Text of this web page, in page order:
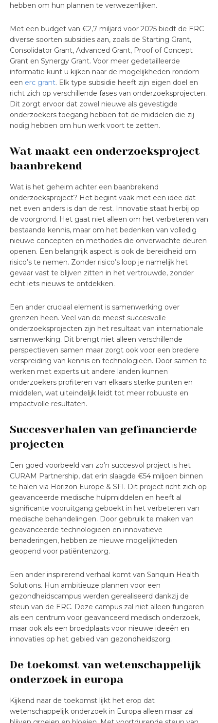
hebben om hun plannen te verwezenlijken.
Met een budget van €2,7 miljard voor 2025 biedt de ERC
diverse soorten subsidies aan, zoals de Starting Grant,
Consolidator Grant, Advanced Grant, Proof of Concept
Grant en Synergy Grant. Voor meer gedetailleerde
informatie kunt u kijken naar de mogelijkheden rondom
een erc grant. Elk type subsidie heeft zijn eigen doel en
richt zich op verschillende fases van onderzoeksprojecten.
Dit zorgt ervoor dat zowel nieuwe als gevestigde
onderzoekers toegang hebben tot de middelen die zij
nodig hebben om hun werk voort te zetten.
Wat maakt een onderzoeksproject
baanbrekend
Wat is het geheim achter een baanbrekend
onderzoeksproject? Het begint vaak met een idee dat
net even anders is dan de rest. Innovatie staat hierbij op
de voorgrond. Het gaat niet alleen om het verbeteren van
bestaande kennis, maar om het bedenken van volledig
nieuwe concepten en methodes die onverwachte deuren
openen. Een belangrijk aspect is ook de bereidheid om
risico’s te nemen. Zonder risico’s loop je namelijk het
gevaar vast te blijven zitten in het vertrouwde, zonder
echt iets nieuws te ontdekken.
Een ander cruciaal element is samenwerking over
grenzen heen. Veel van de meest succesvolle
onderzoeksprojecten zijn het resultaat van internationale
samenwerking. Dit brengt niet alleen verschillende
perspectieven samen maar zorgt ook voor een bredere
verspreiding van kennis en technologieën. Door samen te
werken met experts uit andere landen kunnen
onderzoekers profiteren van elkaars sterke punten en
middelen, wat uiteindelijk leidt tot meer robuuste en
impactvolle resultaten.
Succesverhalen van gefinancierde
projecten
Een goed voorbeeld van zo’n succesvol project is het
CURAM Partnership, dat erin slaagde €54 miljoen binnen
te halen via Horizon Europe & SFI. Dit project richt zich op
geavanceerde medische hulpmiddelen en heeft al
significante vooruitgang geboekt in het verbeteren van
medische behandelingen. Door gebruik te maken van
geavanceerde technologieën en innovatieve
benaderingen, hebben ze nieuwe mogelijkheden
geopend voor patiëntenzorg.
Een ander inspirerend verhaal komt van Sanquin Health
Solutions. Hun ambitieuze plannen voor een
gezondheidscampus werden gerealiseerd dankzij de
steun van de ERC. Deze campus zal niet alleen fungeren
als een centrum voor geavanceerd medisch onderzoek,
maar ook als een broedplaats voor nieuwe ideeën en
innovaties op het gebied van gezondheidszorg.
De toekomst van wetenschappelijk
onderzoek in europa
Kijkend naar de toekomst lijkt het erop dat
wetenschappelijk onderzoek in Europa alleen maar zal